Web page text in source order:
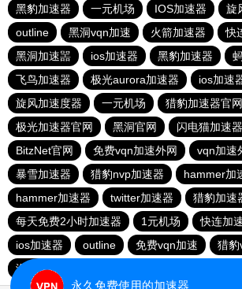
黑豹加速器
一元机场 IOS加速器
旋
outline
黑洞vqn加速 火箭加速器
快
黑洞加速噐
ios加速器 黑豹加速器
飞鸟加速器
极光aurora加速器 ios加速
旋风加速度器
一元机场 猎豹加速器官网
极光加速器官网
黑洞官网 闪电猫加速器
BitzNet官网
免费vqn加速外网
vqn加速
暴雪加速器
猎豹nvp加速器
hammer加
hammer加速器
twitter加速器
猎豹加速
每天免费2小时加速器
1元机场
快连加
ios加速器
outline 免费vqn加速
猎豹
海鸥加速器
永久免费使用的加速器